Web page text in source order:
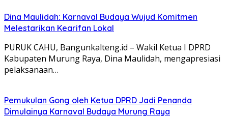
Dina Maulidah: Karnaval Budaya Wujud Komitmen
Melestarikan Kearifan Lokal
PURUK CAHU, Bangunkalteng.id – Wakil Ketua I DPRD
Kabupaten Murung Raya, Dina Maulidah, mengapresiasi
pelaksanaan…
Pemukulan Gong oleh Ketua DPRD Jadi Penanda
Dimulainya Karnaval Budaya Murung Raya